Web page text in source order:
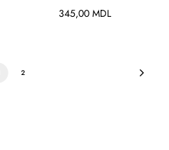
345,00 MDL
2